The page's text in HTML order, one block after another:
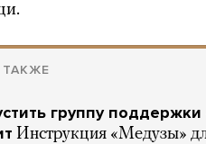
ТАКЖЕ
группу
Инструкция «Медузы»